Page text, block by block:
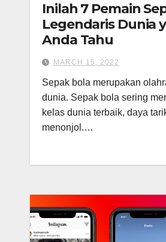
Inilah 7 Pemain
Legendaris Dunia
Anda Tahu
MARCH 15, 2022
Sepak bola merupakan
dunia. Sepak bola sering
kelas dunia terbaik, daya
menonjol.…